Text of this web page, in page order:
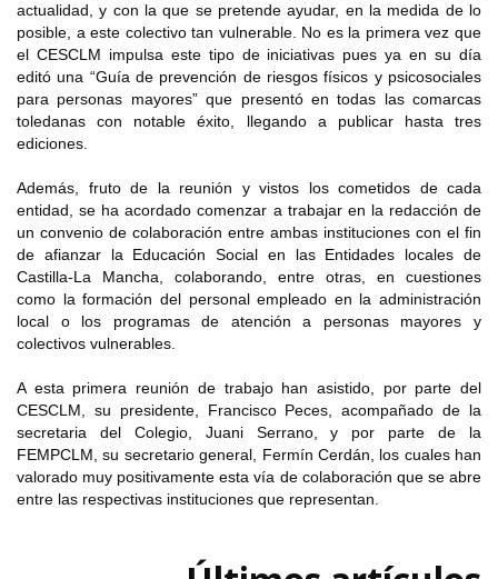
actualidad, y con la que se pretende ayudar, en la medida de lo
posible, a este colectivo tan vulnerable. No es la primera vez que
el CESCLM impulsa este tipo de iniciativas pues ya en su día
editó una “Guía de prevención de riesgos físicos y psicosociales
para personas mayores” que presentó en todas las comarcas
toledanas con notable éxito, llegando a publicar hasta tres
ediciones.
Además, fruto de la reunión y vistos los cometidos de cada
entidad, se ha acordado comenzar a trabajar en la redacción de
un convenio de colaboración entre ambas instituciones con el fin
de afianzar la Educación Social en las Entidades locales de
Castilla-La Mancha, colaborando, entre otras, en cuestiones
como la formación del personal empleado en la administración
local o los programas de atención a personas mayores y
colectivos vulnerables.
A esta primera reunión de trabajo han asistido, por parte del
CESCLM, su presidente, Francisco Peces, acompañado de la
secretaria del Colegio, Juani Serrano, y por parte de la
FEMPCLM, su secretario general, Fermín Cerdán, los cuales han
valorado muy positivamente esta vía de colaboración que se abre
entre las respectivas instituciones que representan.